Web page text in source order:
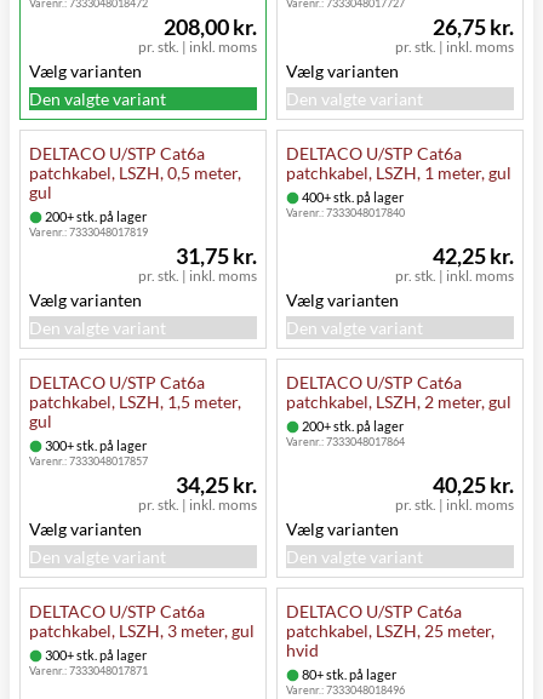
Varenr.:7333048018472
pr. stk. | inkl. moms
208,00 kr.
Vælg varianten
Den valgte variant
Varenr.:7333048017727
pr. stk. | inkl. moms
26,75 kr.
Vælg varianten
Den valgte variant
DELTACO U/STP Cat6a
patchkabel, LSZH, 0,5 meter,
gul
200+ stk. på lager
Varenr.:7333048017819
pr. stk. | inkl. moms
31,75 kr.
Vælg varianten
Den valgte variant
DELTACO U/STP Cat6a
patchkabel, LSZH, 1 meter, gul
400+ stk. på lager
Varenr.:7333048017840
pr. stk. | inkl. moms
42,25 kr.
Vælg varianten
Den valgte variant
DELTACO U/STP Cat6a
patchkabel, LSZH, 1,5 meter,
gul
300+ stk. på lager
Varenr.:7333048017857
pr. stk. | inkl. moms
34,25 kr.
Vælg varianten
Den valgte variant
DELTACO U/STP Cat6a
patchkabel, LSZH, 2 meter, gul
200+ stk. på lager
Varenr.:7333048017864
pr. stk. | inkl. moms
40,25 kr.
Vælg varianten
Den valgte variant
DELTACO U/STP Cat6a
patchkabel, LSZH, 3 meter, gul
300+ stk. på lager
Varenr.:7333048017871
DELTACO U/STP Cat6a
patchkabel, LSZH, 25 meter,
hvid
80+ stk. på lager
Varenr.:7333048018496